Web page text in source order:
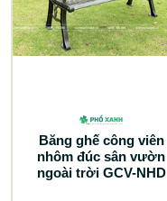
Băng ghế công viên
nhôm đúc sân vườn
ngoài trời GCV-NHD